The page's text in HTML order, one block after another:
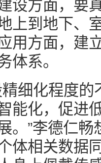
设方面，要
上到地下、
用方面，建
体系。
细化程度
能化，促进
。”李德仁
体相关数据